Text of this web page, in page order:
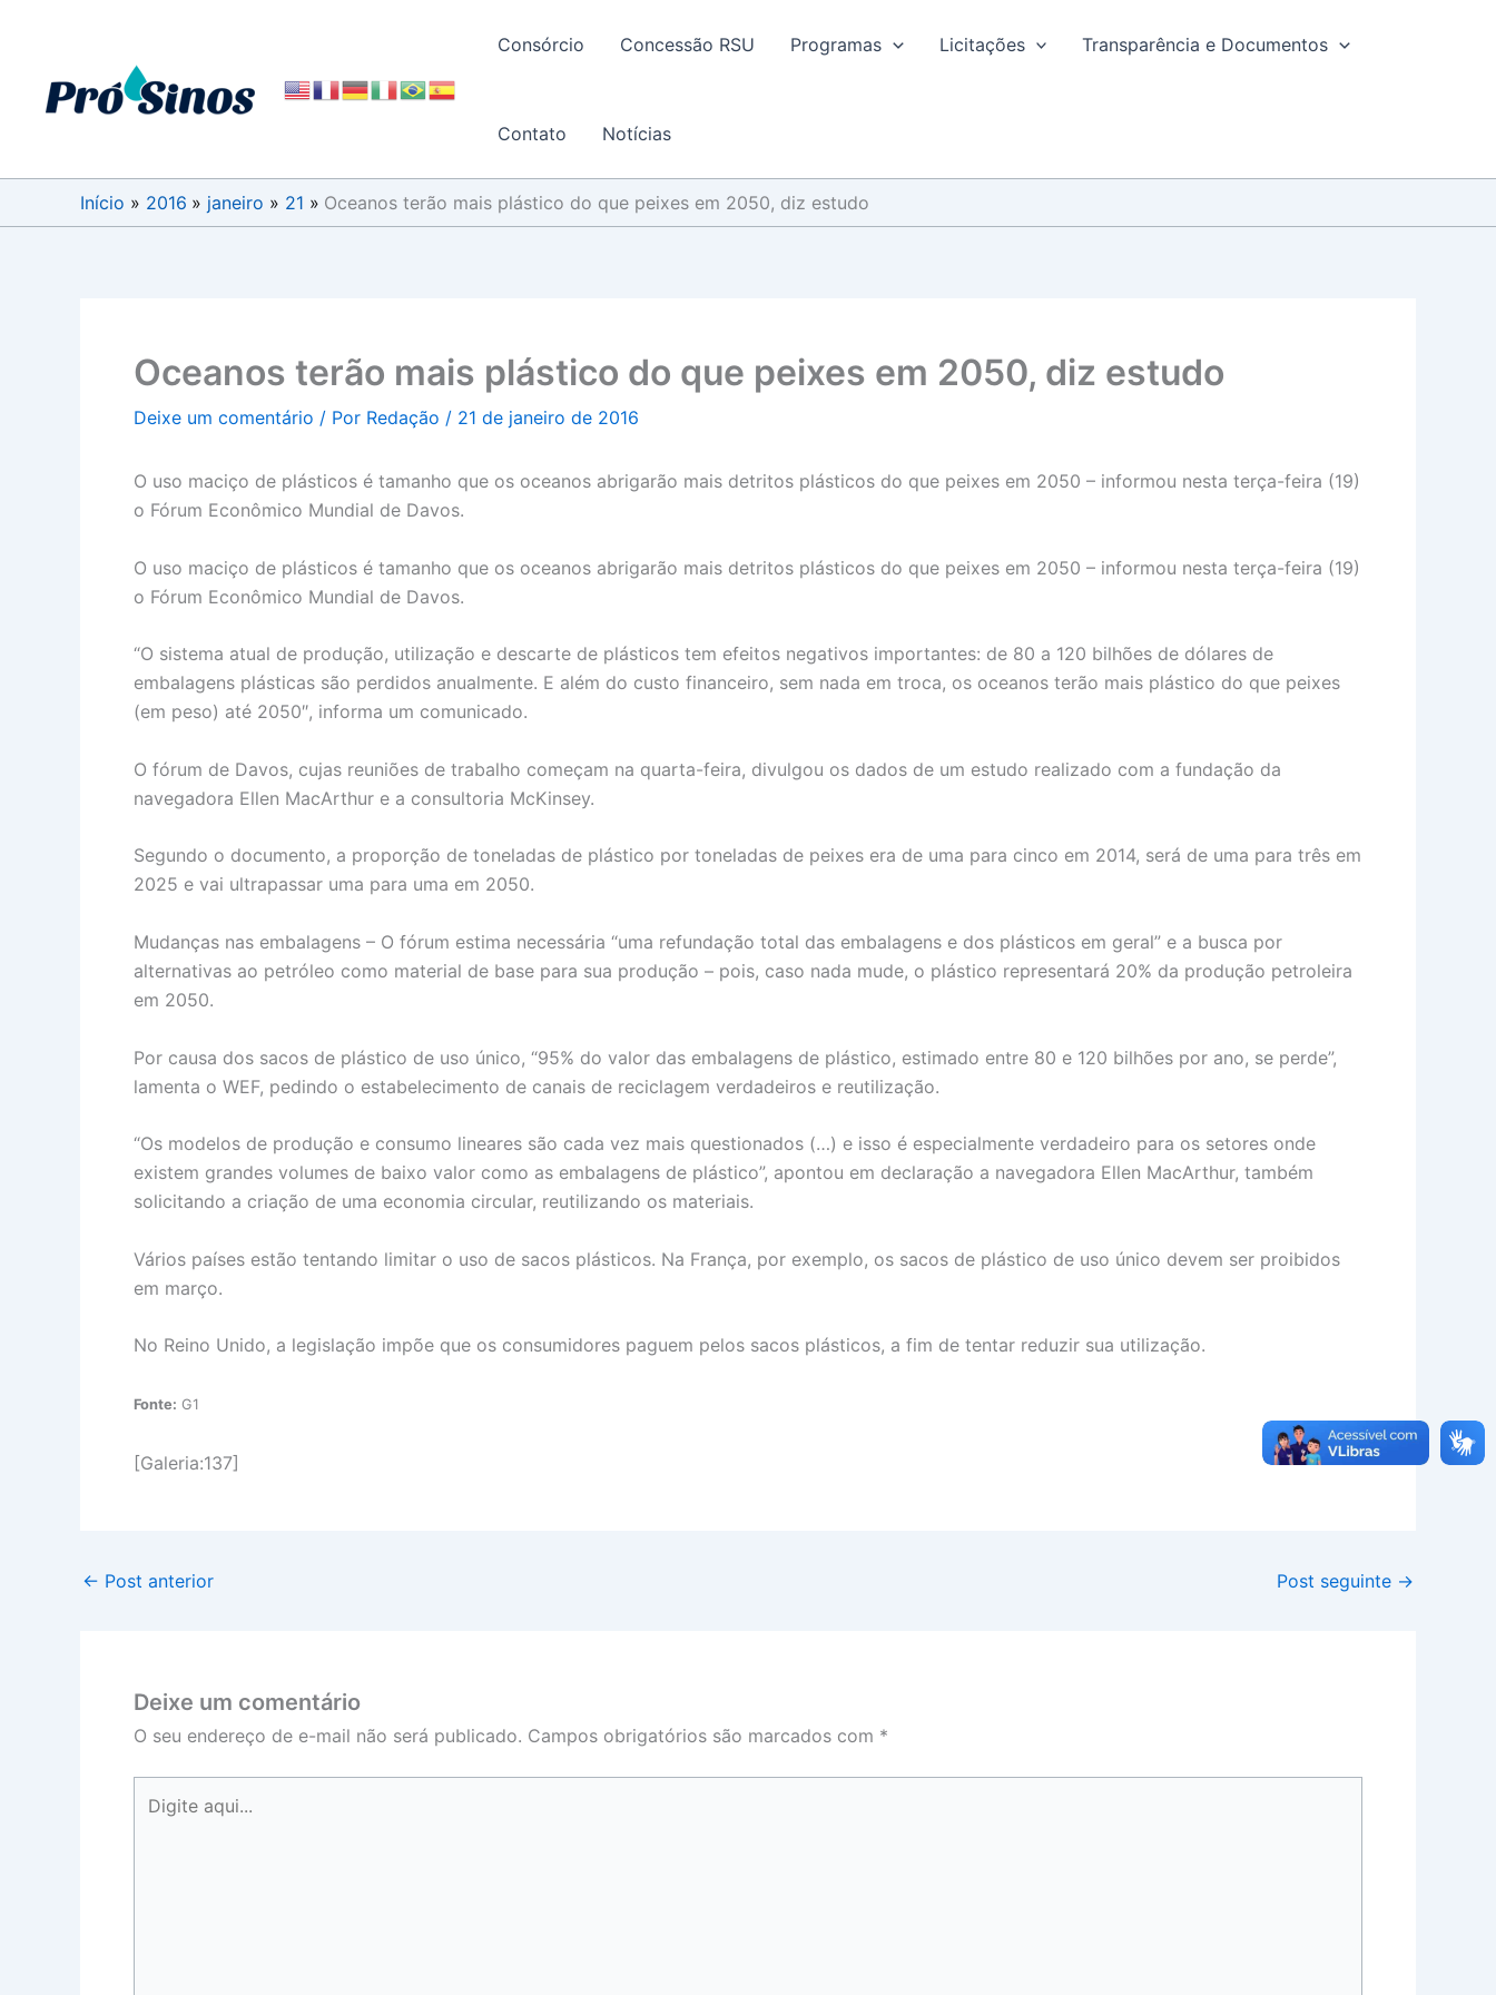
conteúdo
Consórcio Concessão RSU Programas Licitações Transparência e Documentos
Contato Notícias
Início 2016 janeiro 21 Oceanos terão mais plástico do que peixes em 2050, diz estudo
Oceanos terão mais plástico do que peixes em 2050, diz estudo
Deixe um comentário / Por Redação / 21 de janeiro de 2016
O uso maciço de plásticos é tamanho que os oceanos abrigarão mais detritos plásticos do que peixes em 2050 – informou nesta terça-feira (19)
o Fórum Econômico Mundial de Davos.
O uso maciço de plásticos é tamanho que os oceanos abrigarão mais detritos plásticos do que peixes em 2050 – informou nesta terça-feira (19)
o Fórum Econômico Mundial de Davos.
“O sistema atual de produção, utilização e descarte de plásticos tem efeitos negativos importantes: de 80 a 120 bilhões de dólares de
embalagens plásticas são perdidos anualmente. E além do custo financeiro, sem nada em troca, os oceanos terão mais plástico do que peixes
(em peso) até 2050″, informa um comunicado.
O fórum de Davos, cujas reuniões de trabalho começam na quarta-feira, divulgou os dados de um estudo realizado com a fundação da
navegadora Ellen MacArthur e a consultoria McKinsey.
Segundo o documento, a proporção de toneladas de plástico por toneladas de peixes era de uma para cinco em 2014, será de uma para três em
2025 e vai ultrapassar uma para uma em 2050.
Mudanças nas embalagens – O fórum estima necessária “uma refundação total das embalagens e dos plásticos em geral” e a busca por
alternativas ao petróleo como material de base para sua produção – pois, caso nada mude, o plástico representará 20% da produção petroleira
em 2050.
Por causa dos sacos de plástico de uso único, “95% do valor das embalagens de plástico, estimado entre 80 e 120 bilhões por ano, se perde”,
lamenta o WEF, pedindo o estabelecimento de canais de reciclagem verdadeiros e reutilização.
“Os modelos de produção e consumo lineares são cada vez mais questionados (…) e isso é especialmente verdadeiro para os setores onde
existem grandes volumes de baixo valor como as embalagens de plástico”, apontou em declaração a navegadora Ellen MacArthur, também
solicitando a criação de uma economia circular, reutilizando os materiais.
Vários países estão tentando limitar o uso de sacos plásticos. Na França, por exemplo, os sacos de plástico de uso único devem ser proibidos
em março.
No Reino Unido, a legislação impõe que os consumidores paguem pelos sacos plásticos, a fim de tentar reduzir sua utilização.
Fonte: G1
[Galeria:137]
← Post anterior Post seguinte →
Deixe um comentário
O seu endereço de e-mail não será publicado. Campos obrigatórios são marcados com *
aqui...